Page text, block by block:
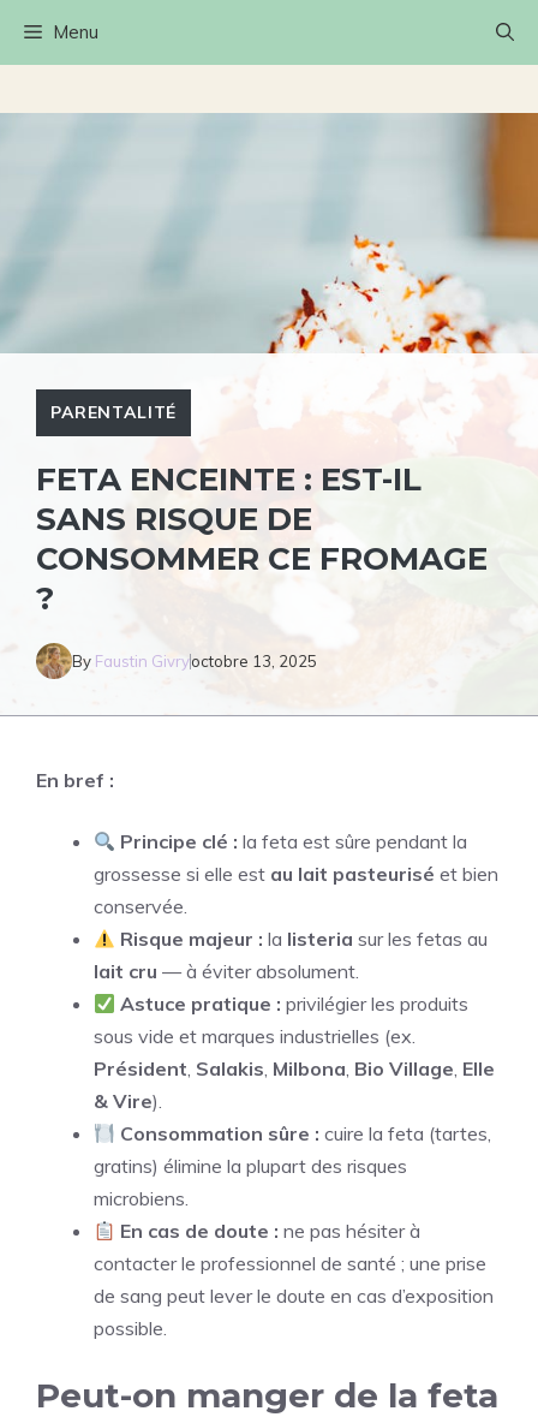
Menu
PARENTALITÉ
FETA ENCEINTE : EST-IL
SANS RISQUE DE
CONSOMMER CE FROMAGE
?
By Faustin Givryoctobre 13, 2025
En bref :
Principe clé : la feta est sûre pendant la
grossesse si elle est au lait pasteurisé et bien
conservée.
Risque majeur : la listeria sur les fetas au
lait cru — à éviter absolument.
Astuce pratique : privilégier les produits
sous vide et marques industrielles (ex.
Président, Salakis, Milbona, Bio Village, Elle
& Vire).
Consommation sûre : cuire la feta (tartes,
gratins) élimine la plupart des risques
microbiens.
En cas de doute : ne pas hésiter à
contacter le professionnel de santé ; une prise
de sang peut lever le doute en cas d’exposition
possible.
Peut-on manger de la feta